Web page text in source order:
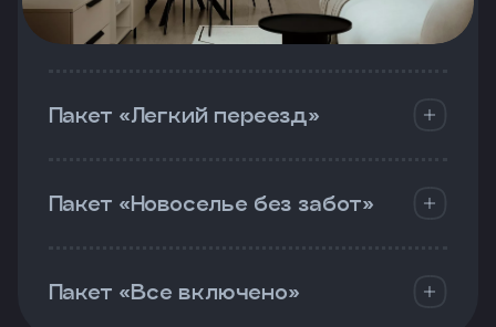
Пакет «Легкий переезд»
Пакет «Новоселье без забот»
Пакет «Все включено»